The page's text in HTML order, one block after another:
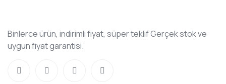
Binlerce ürün, indirimli fiyat, süper teklif Gerçek stok ve
uygun fiyat garantisi.